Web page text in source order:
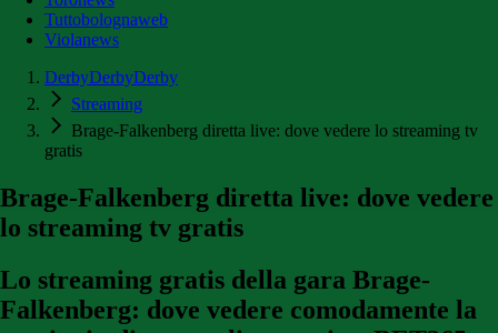
Tuttobolognaweb
Violanews
DerbyDerbyDerby
Streaming
Brage-Falkenberg diretta live: dove vedere lo streaming tv
gratis
Brage-Falkenberg diretta live: dove vedere
lo streaming tv gratis
Lo streaming gratis della gara Brage-
Falkenberg: dove vedere comodamente la